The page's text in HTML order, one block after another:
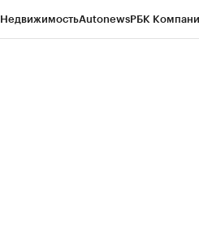
НедвижимостьAutonewsРБК